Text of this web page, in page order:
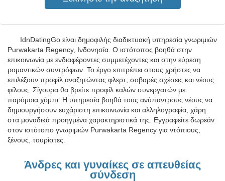
IdnDatingGo είναι δημοφιλής διαδικτυακή υπηρεσία γνωριμιών
Purwakarta Regency, Ινδονησία. Ο ιστότοπος βοηθά στην
επικοινωνία με ενδιαφέροντες συμμετέχοντες και στην εύρεση
ρομαντικών συντρόφων. Το έργο επιτρέπει στους χρήστες να
επιλέξουν προφίλ αναζητώντας φλερτ, σοβαρές σχέσεις και νέους
φίλους. Σίγουρα θα βρείτε προφίλ καλών συνεργατών με
παρόμοια χόμπι. Η υπηρεσία βοηθά τους ανύπαντρους νέους να
δημιουργήσουν ευχάριστη επικοινωνία και αλληλογραφία, χάρη
στα μοναδικά προηγμένα χαρακτηριστικά της. Εγγραφείτε δωρεάν
στον ιστότοπο γνωριμιών Purwakarta Regency για ντόπιους,
ξένους, τουρίστες.
Άνδρες και γυναίκες σε απευθείας
σύνδεση